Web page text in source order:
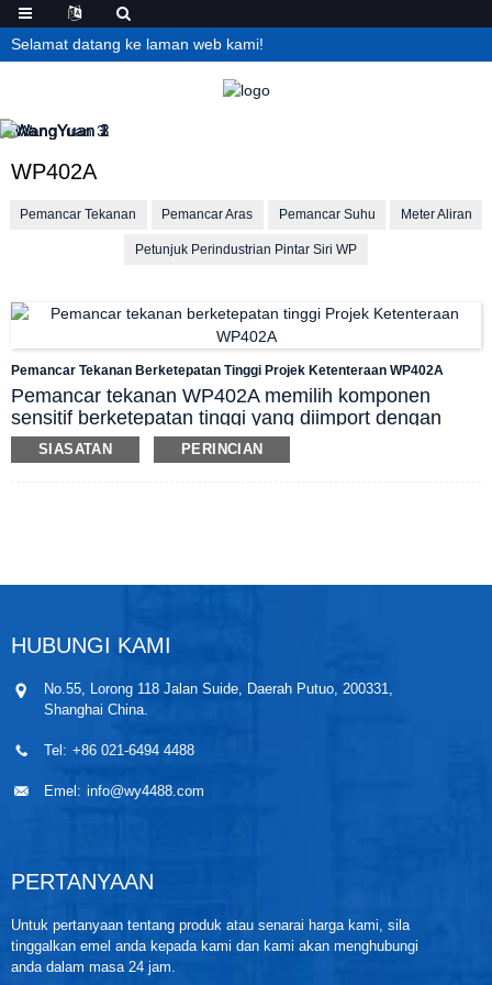
Selamat datang ke laman web kami!
WP402A
Pemancar Tekanan Pemancar Aras Pemancar Suhu Meter Aliran
Petunjuk Perindustrian Pintar Siri WP
Pemancar Tekanan Berketepatan Tinggi Projek Ketenteraan WP402A
Pemancar tekanan WP402A memilih komponen
sensitif berketepatan tinggi yang diimport dengan
filem anti-karat. Komponen ini menggabungkan
teknologi integrasi keadaan pepejal dengan teknologi
pampasan (-20~85℃). Pemancar tekanan ini
mempunyai anti-kesesakan yang kuat dan sesuai
untuk aplikasi penghantaran jarak jauh.
SIASATAN PERINCIAN
HUBUNGI KAMI
No.55, Lorong 118 Jalan Suide, Daerah Putuo, 200331,
Shanghai China.
Tel: +86 021-6494 4488
Emel: info@wy4488.com
PERTANYAAN
Untuk pertanyaan tentang produk atau senarai harga kami, sila
tinggalkan emel anda kepada kami dan kami akan menghubungi
anda dalam masa 24 jam.